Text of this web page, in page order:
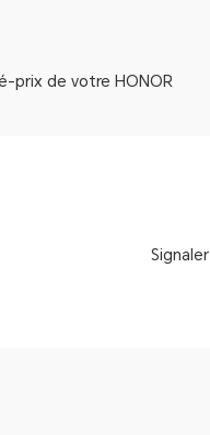
prix de votre HONOR
Signaler